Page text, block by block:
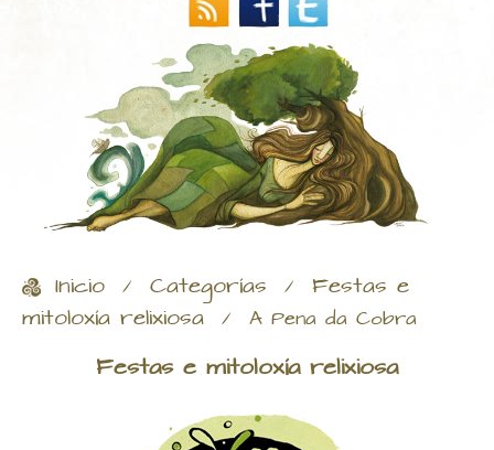
Inicio / Categorías / Festas e
mitoloxía relixiosa / A Pena da Cobra
Festas e mitoloxía relixiosa